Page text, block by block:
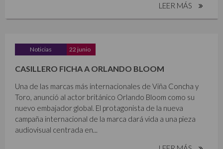
LEER MÁS
Noticias 22 junio
CASILLERO FICHA A ORLANDO BLOOM
Una de las marcas más internacionales de Viña Concha y
Toro, anunció al actor británico Orlando Bloom como su
nuevo embajador global. El protagonista de la nueva
campaña internacional de la marca dará vida a una pieza
audiovisual centrada en...